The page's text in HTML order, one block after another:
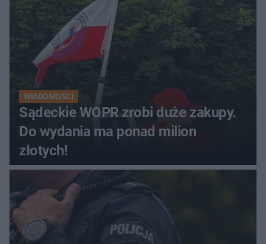
WIADOMOŚCI
Sądeckie WOPR zrobi duże zakupy.
Do wydania ma ponad milion
złotych!